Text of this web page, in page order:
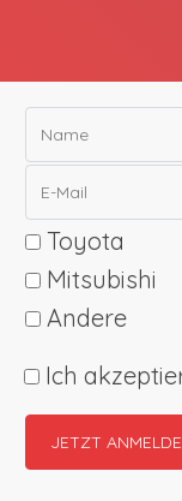
Toyota
Mitsubishi
Andere
Ich